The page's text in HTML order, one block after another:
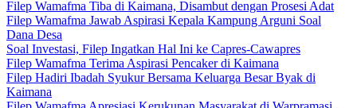
Filep Wamafma Tiba di Kaimana, Disambut dengan Prosesi Adat
Filep Wamafma Jawab Aspirasi Kepala Kampung Arguni Soal
Dana Desa
Soal Investasi, Filep Ingatkan Hal Ini ke Capres-Cawapres
Filep Wamafma Terima Aspirasi Pencaker di Kaimana
Filep Hadiri Ibadah Syukur Bersama Keluarga Besar Byak di
Kaimana